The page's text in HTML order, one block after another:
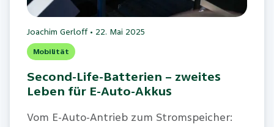
Joachim Gerloff• 22. Mai 2025
Mobilität
Second-Life-Batterien – zweites
Leben für E-Auto-Akkus
Vom E-Auto-Antrieb zum Stromspeicher: